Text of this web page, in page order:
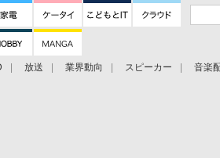
放送 業界動向 スピーカー
音楽